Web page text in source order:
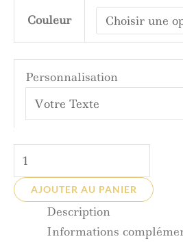
Couleur
Personnalisation
AJOUTER AU PANIER
Description
Informations